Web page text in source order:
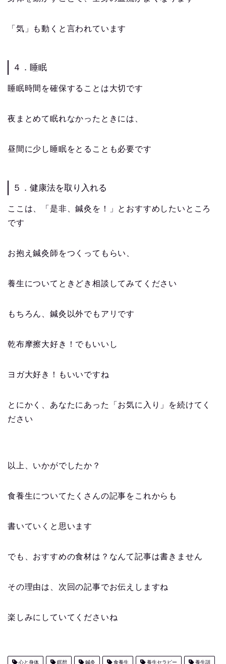
「気」も動くと言われています
４．睡眠
睡眠時間を確保することは大切です
夜まとめて眠れなかったときには、
昼間に少し睡眠をとることも必要です
５．健康法を取り入れる
ここは、「是非、鍼灸を！」とおすすめしたいところ
です
お抱え鍼灸師をつくってもらい、
養生についてときどき相談してみてください
もちろん、鍼灸以外でもアリです
乾布摩擦大好き！でもいいし
ヨガ大好き！もいいですね
とにかく、あなたにあった「お気に入り」を続けてく
ださい
以上、いかがでしたか？
食養生についてたくさんの記事をこれからも
書いていくと思います
でも、おすすめの食材は？なんて記事は書きません
その理由は、次回の記事でお伝えしますね
楽しみにしていてくださいね
心と身体 瞑想 鍼灸 食養生 養生セラピー 養生訓